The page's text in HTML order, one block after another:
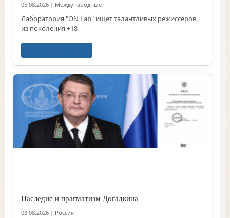
05.08.2026 | Международные
Лаборатория "ON Lab" ищет талантливых режиссеров
из поколения +18
Наследие и прагматизм Догадкина
03.08.2026 | Россия